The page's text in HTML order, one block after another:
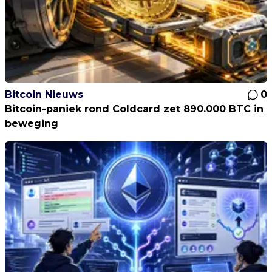
Bitcoin Nieuws
0
Bitcoin-paniek rond Coldcard zet 890.000 BTC in
beweging